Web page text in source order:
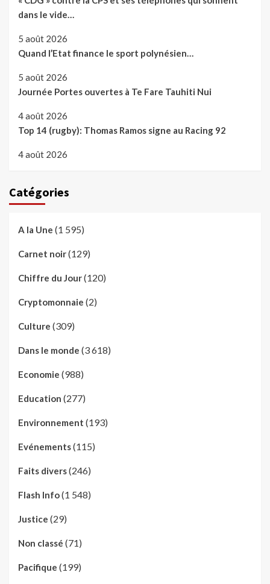
dans le vide…
5 août 2026
Quand l’Etat finance le sport polynésien…
5 août 2026
Journée Portes ouvertes à Te Fare Tauhiti Nui
4 août 2026
Top 14 (rugby): Thomas Ramos signe au Racing 92
4 août 2026
Catégories
A la Une (1 595)
Carnet noir(129)
Chiffre du Jour(120)
Cryptomonnaie (2)
Culture (309)
Dans le monde (3 618)
Economie (988)
Education (277)
Environnement (193)
Evénements(115)
Faits divers(246)
Flash Info(1 548)
Justice (29)
Non classé (71)
Pacifique (199)